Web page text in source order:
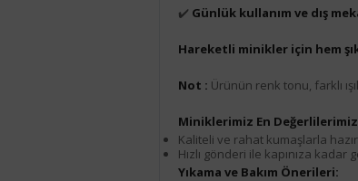
✔️ Günlük kullanım ve dış
Hareketli minikler için hem
Not : Ürünün renk tonu, farklı
Miniklerimiz En
Kaliteli ve rahat kumaşlarla
Hızlı gönderi ile kapınıza kadar
Yıkama ve Bakım Önerileri: